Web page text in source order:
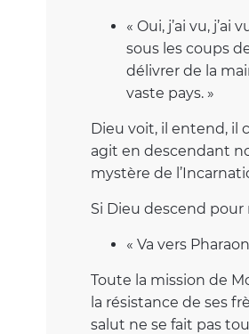
« Oui, j’ai vu,
sous les coups
délivrer de la
vaste pays. »
Dieu voit, il entend, il
agit en descendant
mystère de
Si Dieu descend pour
« Va vers
Toute la mission de
la résistance de ses
salut ne se fait pas